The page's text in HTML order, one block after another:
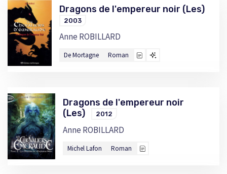
Dragons de l'empereur noir (Les)
2003
Anne ROBILLARD
De Mortagne Roman
Dragons de l'empereur noir
(Les)
2012
Anne ROBILLARD
Michel Lafon Roman